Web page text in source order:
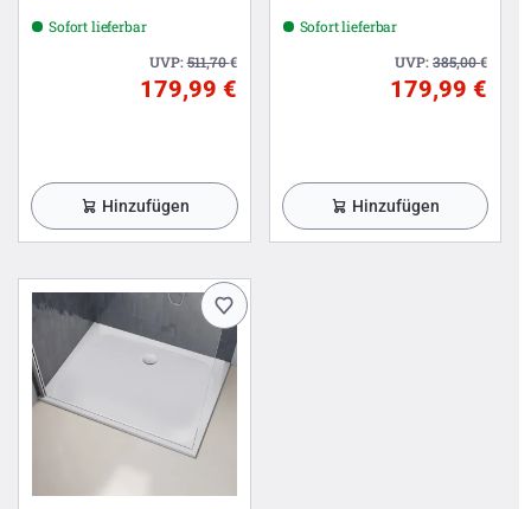
Sofort lieferbar
UVP:511,70€
179,99 €
Hinzufügen
Sofort lieferbar
UVP:385,00€
179,99 €
Hinzufügen